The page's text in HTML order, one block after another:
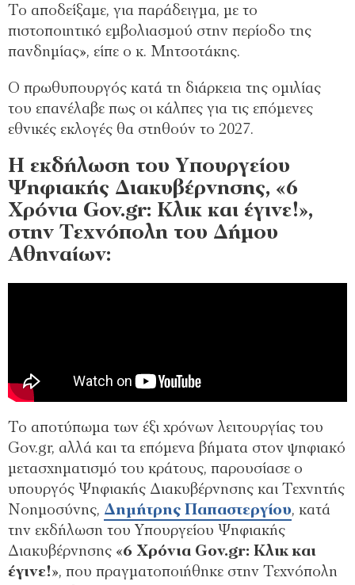
Το αποδείξαμε, για παράδειγμα, με το
πιστοποιητικό εμβολιασμού στην περίοδο της
πανδημίας», είπε ο κ. Μητσοτάκης.
Ο πρωθυπουργός κατά τη διάρκεια της ομιλίας
του επανέλαβε πως οι κάλπες για τις επόμενες
εθνικές εκλογές θα στηθούν το 2027.
Η εκδήλωση του Υπουργείου
Ψηφιακής Διακυβέρνησης, «6
Χρόνια Gov.gr: Kλικ και έγινε!»,
στην Τεχνόπολη του Δήμου
Αθηναίων:
Το αποτύπωμα των έξι χρόνων λειτουργίας του
Gov.gr, αλλά και τα επόμενα βήματα στον ψηφιακό
μετασχηματισμό του κράτους, παρουσίασε ο
υπουργός Ψηφιακής Διακυβέρνησης και Τεχνητής
Νοημοσύνης, Δημήτρης Παπαστεργίου, κατά
την εκδήλωση του Υπουργείου Ψηφιακής
Διακυβέρνησης «6 Χρόνια Gov.gr: Κλικ και
έγινε!», που πραγματοποιήθηκε στην Τεχνόπολη